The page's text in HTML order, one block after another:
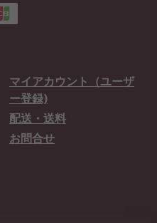
マイアカウント（ユーザ
ー登録)
配送・送料
お問合せ